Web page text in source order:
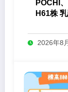
POCHI
H61株
2026年8